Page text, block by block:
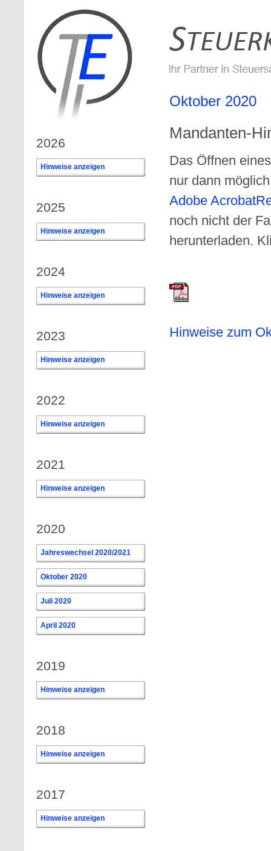
Oktober 2020
2026
Hinweise anzeigen
2025
Hinweise anzeigen
2024
Hinweise anzeigen
2023
Hinweise anzeigen
2022
Hinweise anzeigen
2021
Hinweise anzeigen
2020
Jahreswechsel 2020/2021
Oktober 2020
Juli 2020
April 2020
2019
Hinweise anzeigen
2018
Hinweise anzeigen
2017
Hinweise anzeigen
Mandanten-
Das Öffnen
nur dann
Adobe
noch nicht der
herunterladen.
Hinweise zum